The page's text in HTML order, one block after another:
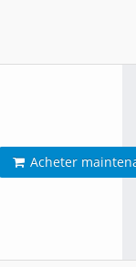
Acheter